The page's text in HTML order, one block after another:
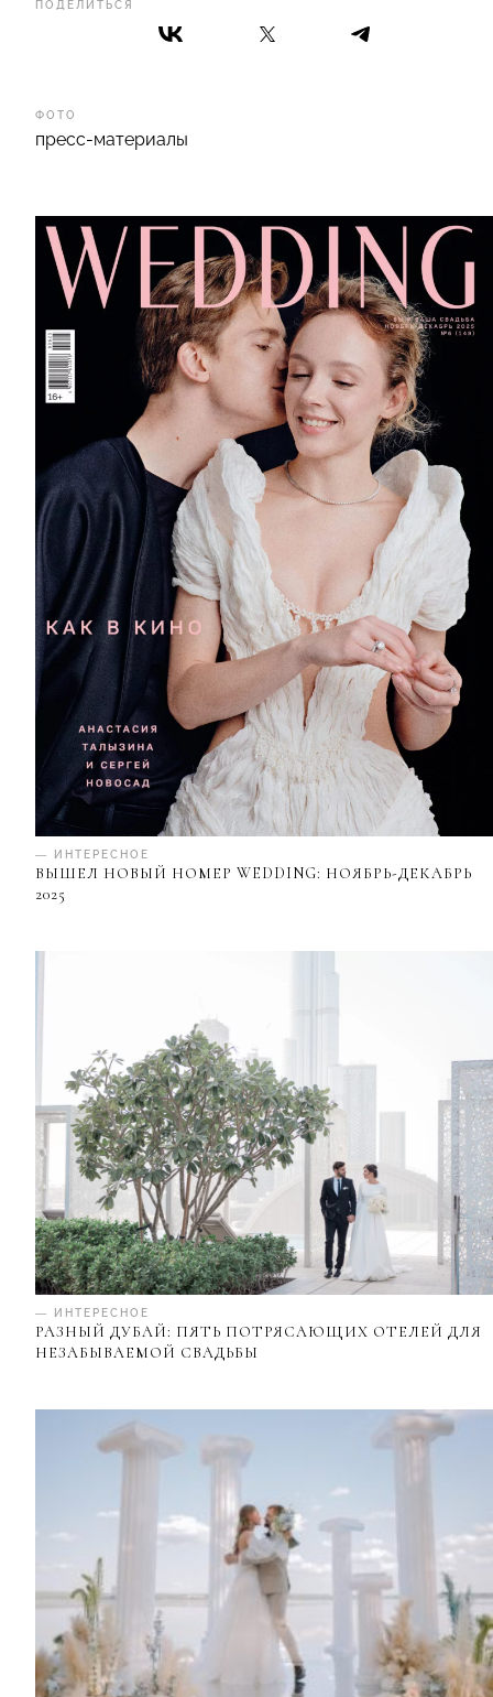
ПОДЕЛИТЬСЯ
ФОТО
пресс-материалы
— ИНТЕРЕСНОЕ
ВЫШЕЛ НОВЫЙ НОМЕР WEDDING: НОЯБРЬ-ДЕКАБРЬ
2025
— ИНТЕРЕСНОЕ
РАЗНЫЙ ДУБАЙ: ПЯТЬ ПОТРЯСАЮЩИХ ОТЕЛЕЙ ДЛЯ
НЕЗАБЫВАЕМОЙ СВАДЬБЫ